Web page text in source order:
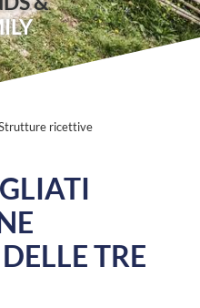
ricettive
TRE